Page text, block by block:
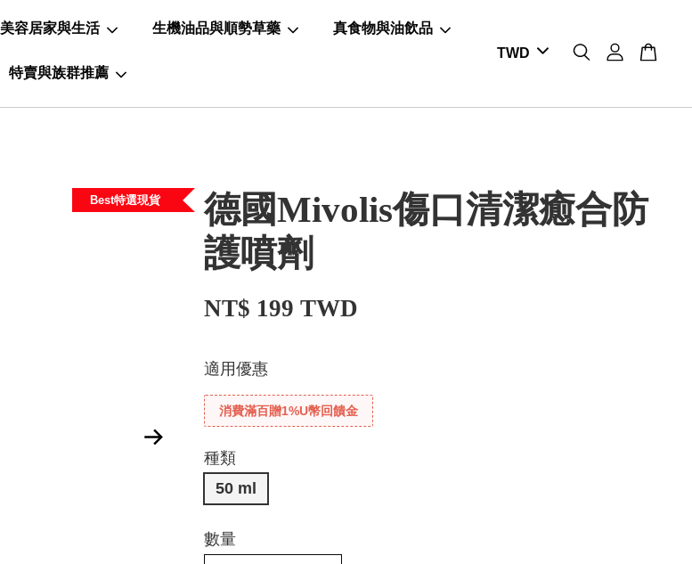
美容居家與生活 生機油品與順勢草藥 真食物與油飲品
特賣與族群推薦
Best特選現貨
德國Mivolis傷口清潔癒合防
護噴劑
NT$ 199 TWD
適用優惠
消費滿百贈1%U幣回饋金
種類
50 ml
數量